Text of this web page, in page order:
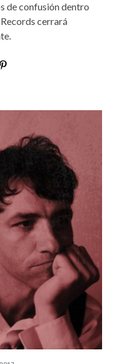
de confusión dentro
cerrará